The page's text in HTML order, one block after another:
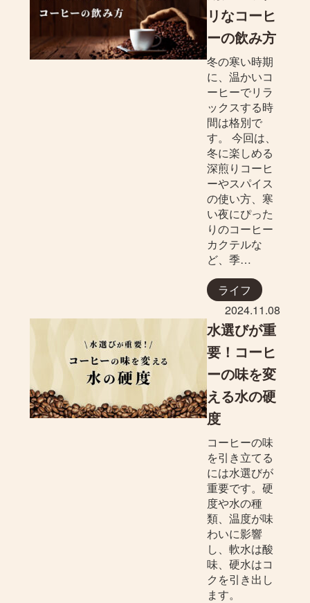
リなコーヒ
ーの飲み方
冬の寒い時期
に、温かいコ
ーヒーでリラ
ックスする時
間は格別で
す。 今回は、
冬に楽しめる
深煎りコーヒ
ーやスパイス
の使い方、寒
い夜にぴった
りのコーヒー
カクテルな
ど、季…
ライフ
2024.11.08
水選びが重
要！コーヒ
ーの味を変
える水の硬
度
コーヒーの味
を引き立てる
には水選びが
重要です。硬
度や水の種
類、温度が味
わいに影響
し、軟水は酸
味、硬水はコ
クを引き出し
ます。